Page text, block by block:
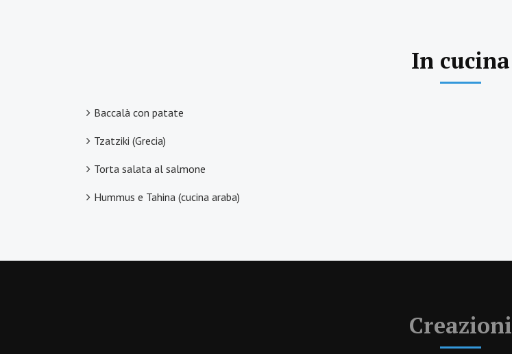
In cucina
Baccalà con patate
Tzatziki (Grecia)
Torta salata al salmone
Hummus e Tahina (cucina araba)
Creazioni